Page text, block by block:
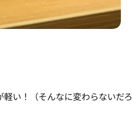
い！（そんなに変わらないだろ